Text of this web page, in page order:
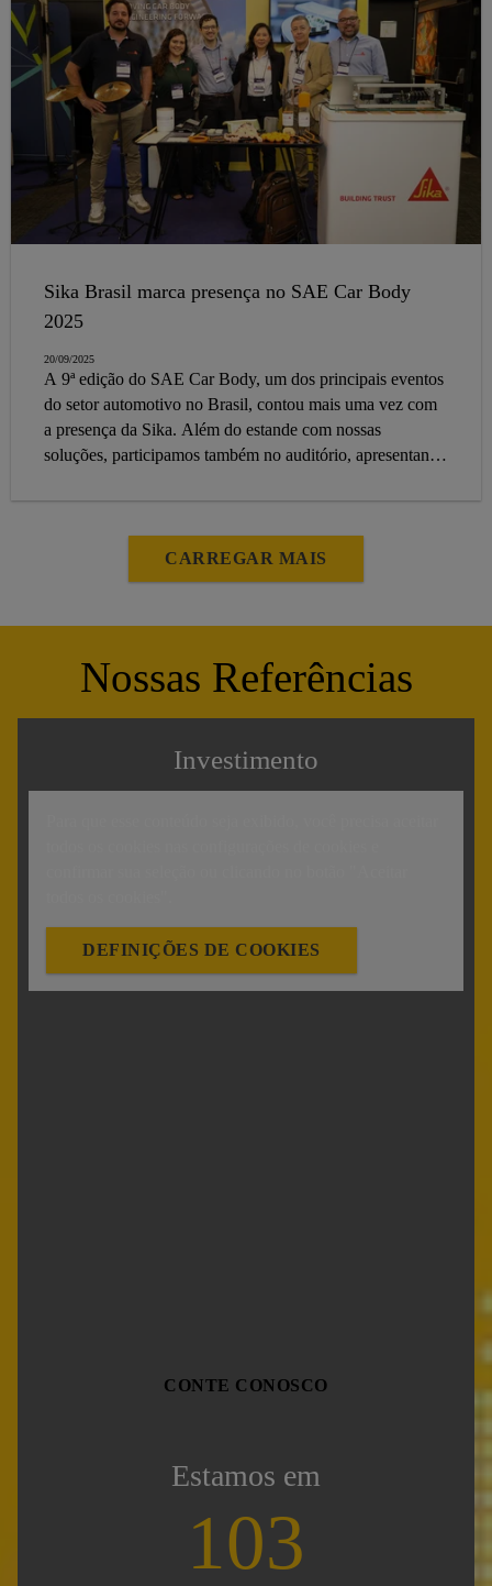
Sika Brasil marca presença no SAE Car Body
2025
20/09/2025
A 9ª edição do SAE Car Body, um dos principais eventos
do setor automotivo no Brasil, contou mais uma vez com
a presença da Sika. Além do estande com nossas
soluções, participamos também no auditório, apresentando
engenheiros das principais montadoras do país.
CARREGAR MAIS
Nossas Referências
Investimento
DEFINIÇÕES DE COOKIES
CONTE CONOSCO
Estamos em
103